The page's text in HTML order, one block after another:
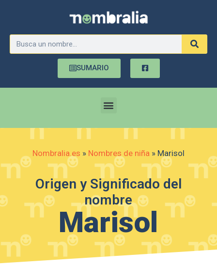
SUMARIO
Nombralia.es » Nombres de niña » Marisol
Origen y Significado del
nombre
Marisol